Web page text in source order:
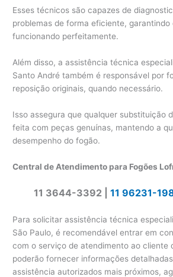
Esses técnicos são capazes de
problemas de forma eficiente, garantindo
funcionando perfeitamente.
Além disso, a assistência técnica
Santo André também é responsável por
reposição originais, quando necessário.
Isso assegura que qualquer substituição
feita com peças genuínas, mantendo a
desempenho do fogão.
Central de Atendimento para Fogões
11 3644-3392 | 11 96231-
Para solicitar assistência técnica
São Paulo, é recomendável entrar em
com o serviço de atendimento ao cliente
poderão fornecer informações
assistência autorizados mais próximos,